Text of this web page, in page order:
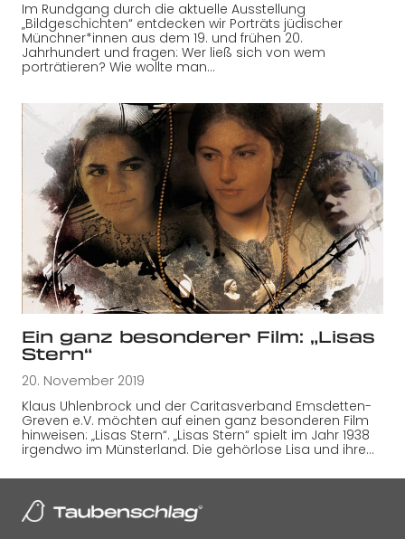
Im Rundgang durch die aktuelle Ausstellung
„Bildgeschichten“ entdecken wir Porträts jüdischer
Münchner*innen aus dem 19. und frühen 20.
Jahrhundert und fragen: Wer ließ sich von wem
porträtieren? Wie wollte man…
Ein ganz besonderer Film: „Lisas
Stern“
20. November 2019
Klaus Uhlenbrock und der Caritasverband Emsdetten-
Greven e.V. möchten auf einen ganz besonderen Film
hinweisen: „Lisas Stern“. „Lisas Stern“ spielt im Jahr 1938
irgendwo im Münsterland. Die gehörlose Lisa und ihre…